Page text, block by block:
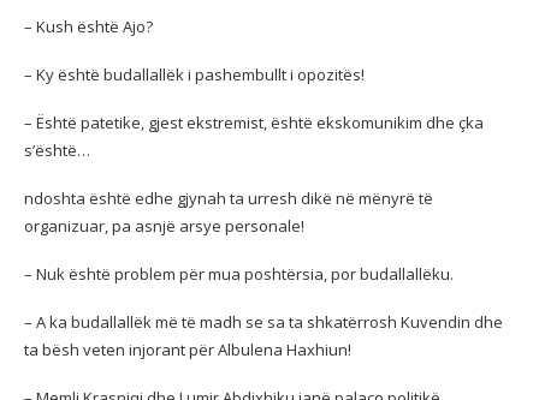
– Kush është Ajo?
– Ky është budallallëk i pashembullt i opozitës!
– Është patetike, gjest ekstremist, është ekskomunikim dhe çka
s’është…
ndoshta është edhe gjynah ta urresh dikë në mënyrë të
organizuar, pa asnjë arsye personale!
– Nuk është problem për mua poshtërsia, por budallallëku.
– A ka budallallëk më të madh se sa ta shkatërrosh Kuvendin dhe
ta bësh veten injorant për Albulena Haxhiun!